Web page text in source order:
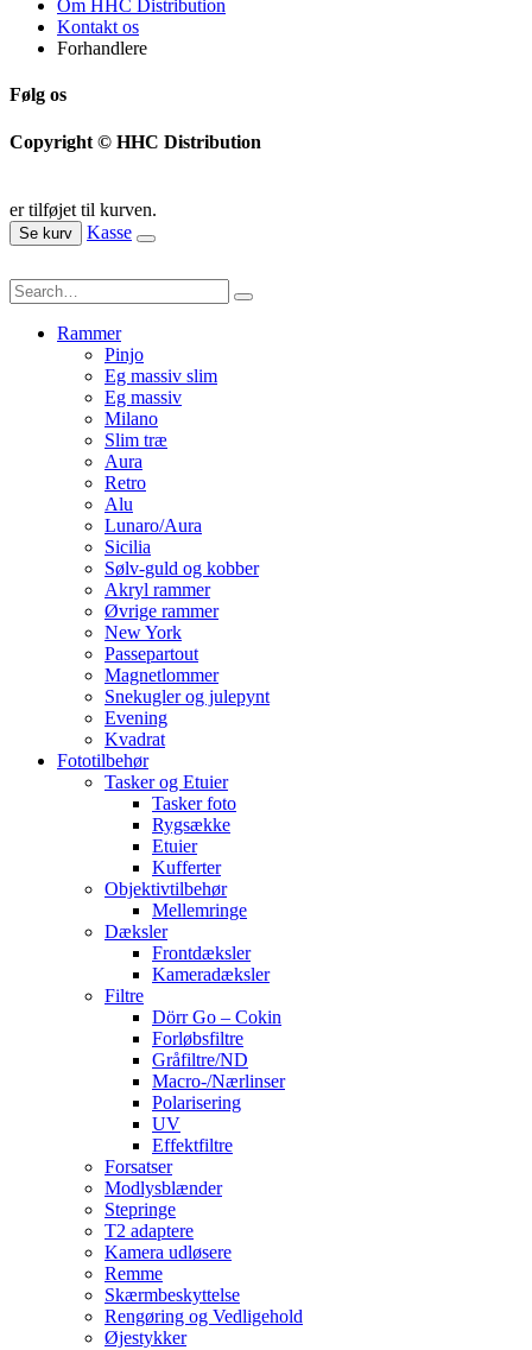
Om HHC Distribution
Kontakt os
Forhandlere
Følg os
Copyright © HHC Distribution
er tilføjet til kurven.
Se kurv Kasse
Rammer
Pinjo
Eg massiv slim
Eg massiv
Milano
Slim træ
Aura
Retro
Alu
Lunaro/Aura
Sicilia
Sølv-guld og kobber
Akryl rammer
Øvrige rammer
New York
Passepartout
Magnetlommer
Snekugler og julepynt
Evening
Kvadrat
Fototilbehør
Tasker og Etuier
Tasker foto
Rygsække
Etuier
Kufferter
Objektivtilbehør
Mellemringe
Dæksler
Frontdæksler
Kameradæksler
Filtre
Dörr Go – Cokin
Forløbsfiltre
Gråfiltre/ND
Macro-/Nærlinser
Polarisering
UV
Effektfiltre
Forsatser
Modlysblænder
Stepringe
T2 adaptere
Kamera udløsere
Remme
Skærmbeskyttelse
Rengøring og Vedligehold
Øjestykker